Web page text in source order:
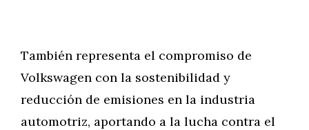
También representa el compromiso de
Volkswagen con la sostenibilidad y
reducción de emisiones en la industria
automotriz, aportando a la lucha contra el